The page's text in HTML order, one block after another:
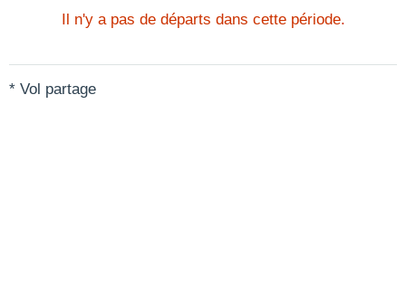
Il n'y a pas de départs dans cette période.
* Vol partage